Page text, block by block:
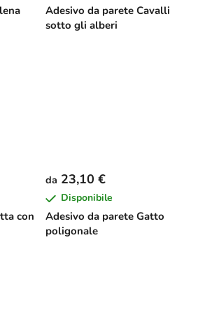
Adesivo da parete Cavalli
sotto gli alberi
con
Adesivo da parete Gatto
poligonale
da 23,10 €
Disponibile